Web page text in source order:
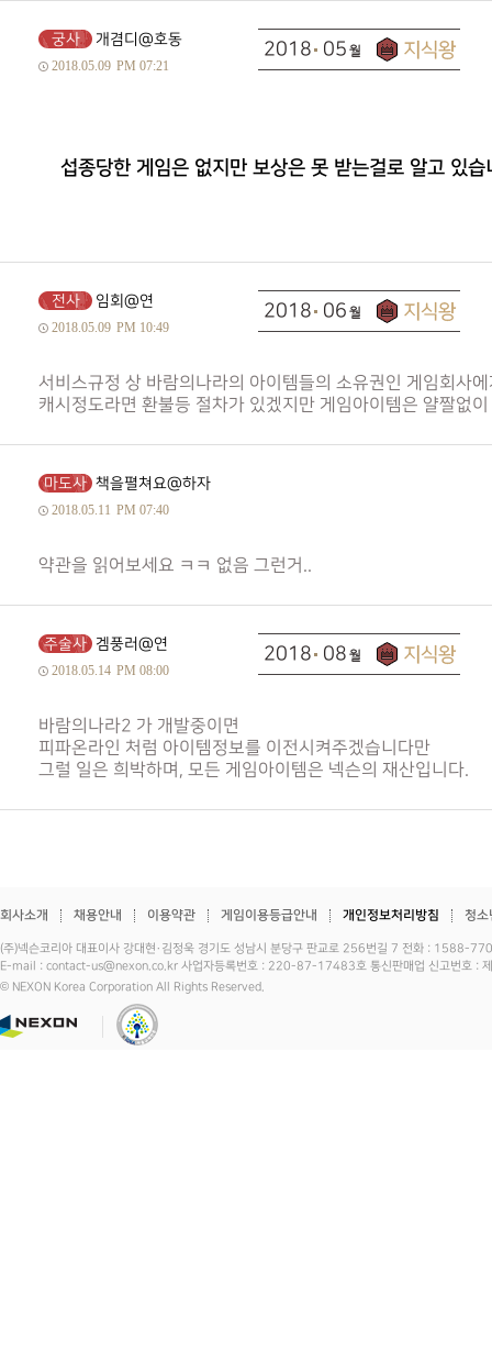
궁사 개겸디@호동
2018.05.09 PM 07:21
섭종당한 게임은 없지만 보상은 못 받는걸로 알고 있습
2018 05
전사 임회@연
2018.05.09 PM 10:49
서비스규정 상 바람의나라의 아이템들의 소유권인 게임회사
캐시정도라면 환불등 절차가 있겠지만 게임아이템은 얄짤없
2018 06
마도사 책을펼쳐요@하자
2018.05.11 PM 07:40
약관을 읽어보세요 ㅋㅋ 없음 그런거..
주술사 겜풍러@연
2018.05.14 PM 08:00
바람의나라2 가 개발중이면
피파온라인 처럼 아이템정보를 이전시켜주겠습니다만
그럴 일은 희박하며, 모든 게임아이템은 넥슨의 재산입니다.
2018 08
회사소개 채용안내 이용약관 게임이용등급안내 개인정보처리방침 청소
(주)넥슨코리아 대표이사 강대현·김정욱 경기도 성남시 분당구 판교로 256번길 7 전화 :
E-mail : contact-us@nexon.co.kr 사업자등록번호 : 220-87-17483호 통신판매업 신고번호 :
© NEXON Korea Corporation All Rights Reserved.